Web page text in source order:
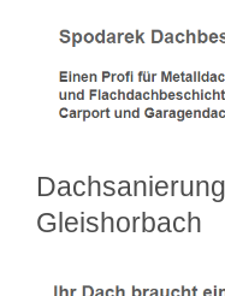
Gleishorbach